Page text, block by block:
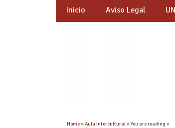
Inicio Aviso Legal
Home»Aula intercultural» You are reading »